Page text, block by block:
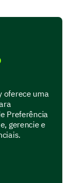
and feel
oferece uma
Preferência
gerencie e